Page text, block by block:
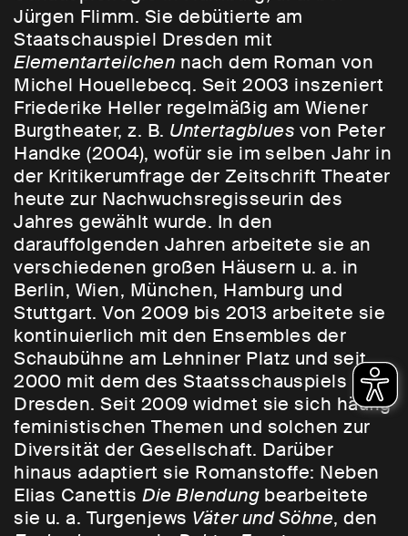
Jürgen Flimm. Sie debütierte am
Staatschauspiel Dresden mit
Elementarteilchen nach dem Roman von
Michel Houellebecq. Seit 2003 inszeniert
Friederike Heller regelmäßig am Wiener
Burgtheater, z. B. Untertagblues von Peter
Handke (2004), wofür sie im selben Jahr in
der Kritikerumfrage der Zeitschrift Theater
heute zur Nachwuchsregisseurin des
Jahres gewählt wurde. In den
darauffolgenden Jahren arbeitete sie an
verschiedenen großen Häusern u. a. in
Berlin, Wien, München, Hamburg und
Stuttgart. Von 2009 bis 2013 arbeitete sie
kontinuierlich mit den Ensembles der
Schaubühne am Lehniner Platz und seit
2000 mit dem des Staatsschauspiels
Dresden. Seit 2009 widmet sie sich häufig
feministischen Themen und solchen zur
Diversität der Gesellschaft. Darüber
hinaus adaptiert sie Romanstoffe: Neben
Elias CanettisDie Blendung bearbeitete
sie u. a. Turgenjews Väter und Söhne, den